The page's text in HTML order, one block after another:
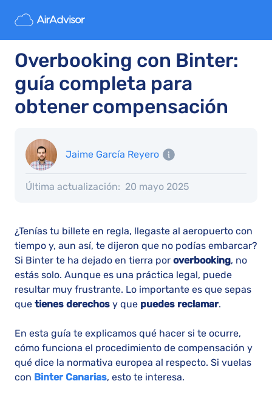
Overbooking con Binter:
guía completa para
obtener compensación
Jaime García Reyero
Última actualización: 20 mayo 2025
¿Tenías tu billete en regla, llegaste al aeropuerto con
tiempo y, aun así, te dijeron que no podías embarcar?
Si Binter te ha dejado en tierra por overbooking, no
estás solo. Aunque es una práctica legal, puede
resultar muy frustrante. Lo importante es que sepas
que tienes derechos y que puedes reclamar.
En esta guía te explicamos qué hacer si te ocurre,
cómo funciona el procedimiento de compensación y
qué dice la normativa europea al respecto. Si vuelas
con Binter Canarias, esto te interesa.